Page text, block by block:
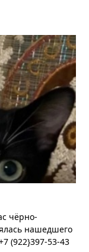
чёрно-
нашедшего
(922}397-53-43